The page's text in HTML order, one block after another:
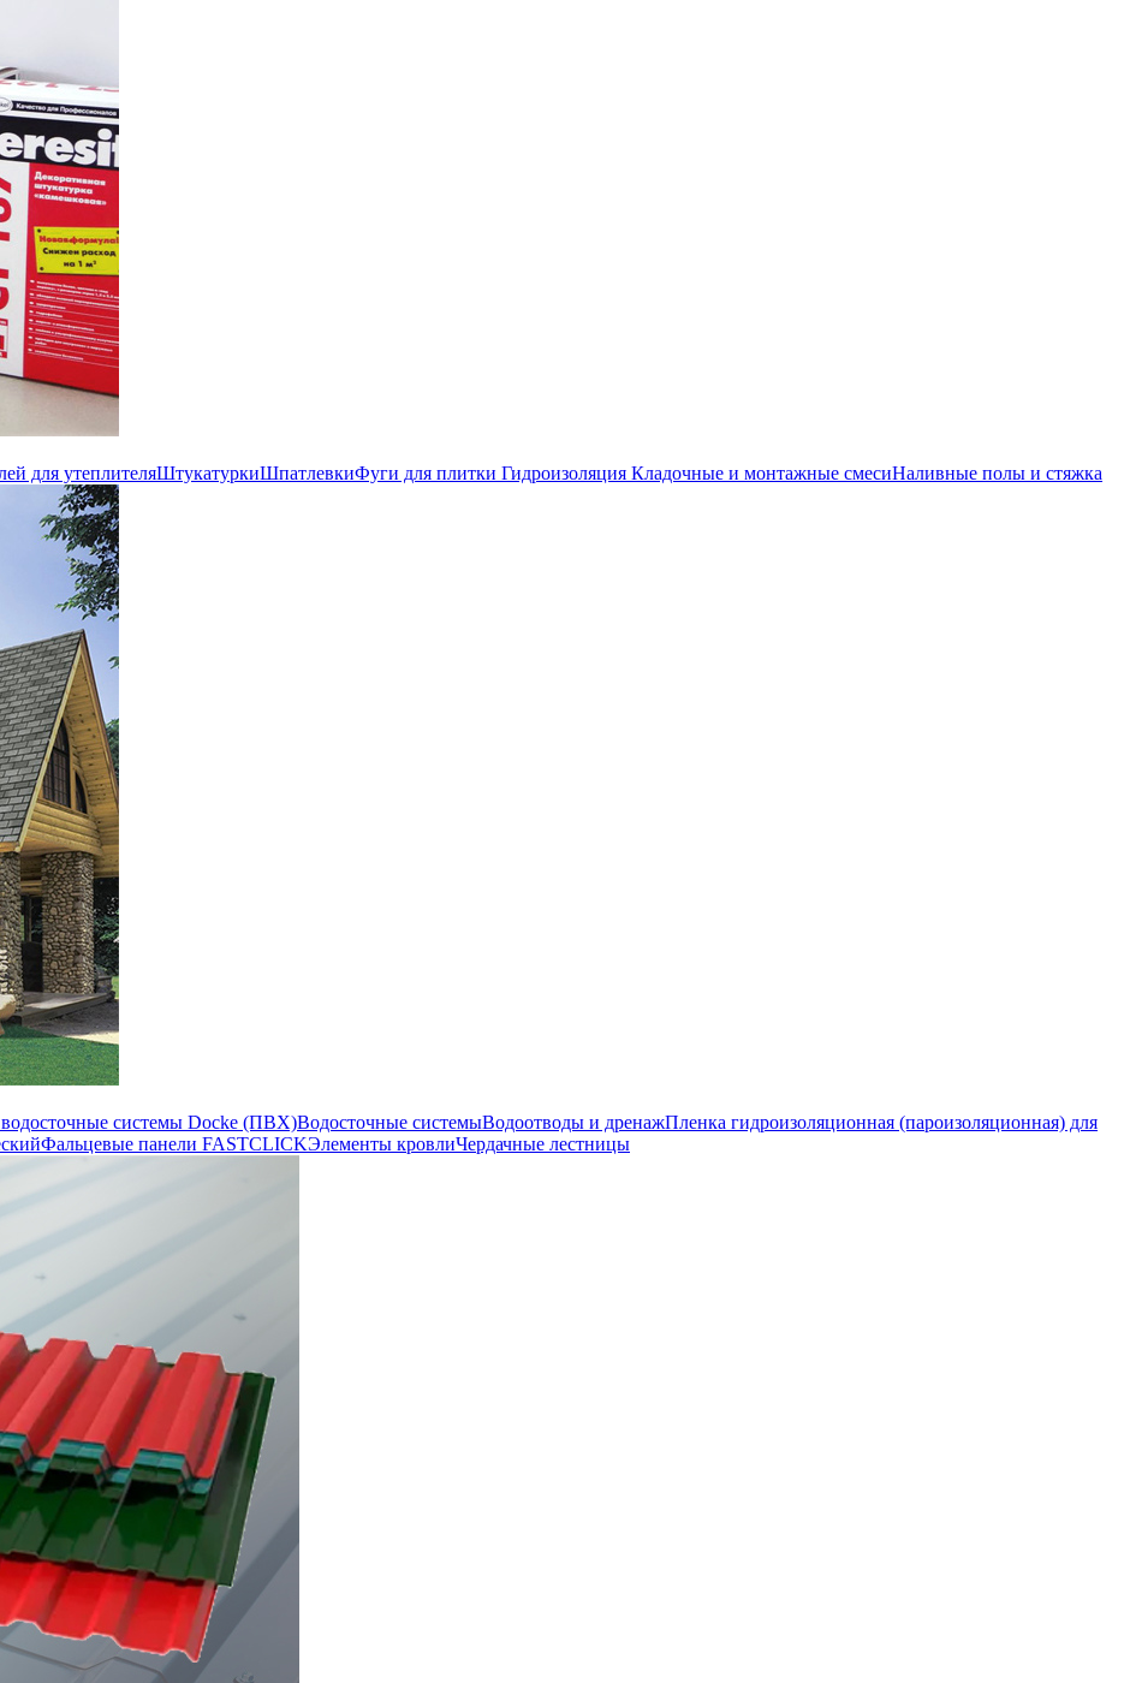
для утеплителяШтукатуркиШпатлевкиФуги для плитки Гидроизоляция Кладочные и монтажные смесиНаливные полы и стяжка
системы Docke (ПВХ)Водосточные системыВодоотводы и дренажПленка гидроизоляционная (пароизоляционная) для
Фальцевые панели FASTCLICKЭлементы кровлиЧердачные лестницы